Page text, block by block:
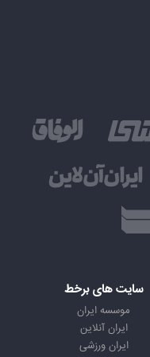
سایت های برخط
موسسه ایران
ایران آنلاین
ایران ورزشی